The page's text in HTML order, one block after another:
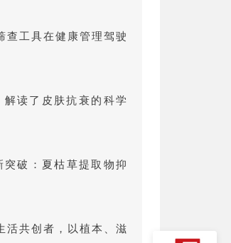
查工具在健康管理驾驶
读了皮肤抗衰的科学
突破：夏枯草提取物抑
活共创者，以植本、滋